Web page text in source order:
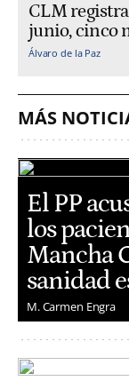
CLM
junio, cinco
Álvaro de la Paz
MÁS
El PP
los
Mancha
sanidad
M. Carmen Engra